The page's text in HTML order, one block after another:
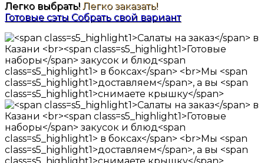
Легко выбрать! Легко заказать!
Готовые сэты Собрать свой вариант